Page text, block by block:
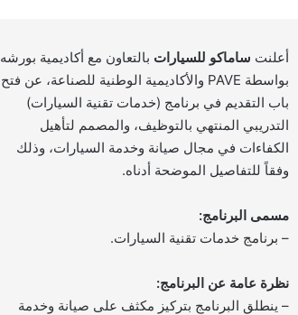
أعلنت ساماكو للسيارات بالتعاون مع أكاديمية بورشه
بواسطة PAVE والأكاديمية الوطنية للصناعة، عن فتح
باب التقديم في برنامج (خدمات تقنية السيارات)
التدريبي المنتهي بالتوظيف، والمصمم لتأهيل
الكفاءات في مجال صيانة وخدمة السيارات، وذلك
وفقاً للتفاصيل الموضحة أدناه.
مسمى البرنامج:
– برنامج خدمات تقنية السيارات.
نظرة عامة عن البرنامج:
– ينطلق البرنامج بتركيز مكثف على صيانة وخدمة